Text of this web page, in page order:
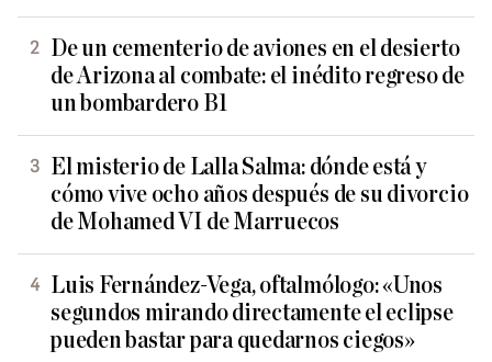
De un cementerio de aviones en el desierto
de Arizona al combate: el inédito regreso de
un bombardero B1
El misterio de Lalla Salma: dónde está y
cómo vive ocho años después de su divorcio
de Mohamed VI de Marruecos
Luis Fernández-Vega, oftalmólogo: «Unos
segundos mirando directamente el eclipse
pueden bastar para quedarnos ciegos»